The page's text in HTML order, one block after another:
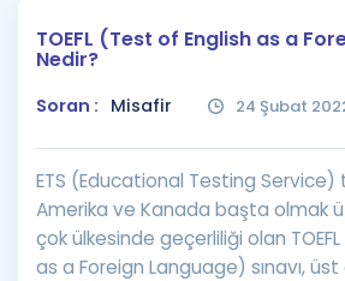
Puan Hesaplama
Rehberlik Aracı
ÖSYM Sınav Takvimi
Kampanyalar
TOEFL (Test of English as a
Nedir?
Soran : Misafir 24 Şubat
ETS (Educational Testing Service)
Amerika ve Kanada başta olmak
çok ülkesinde geçerliliği olan
as a Foreign Language) sınavı,